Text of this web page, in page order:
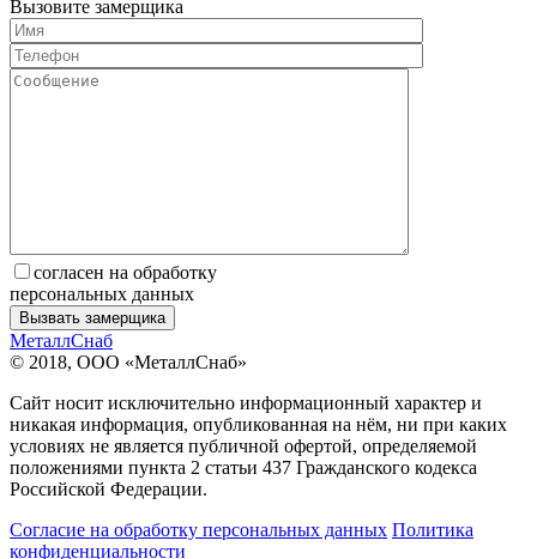
Вызовите замерщика
согласен на обработку
персональных данных
МеталлСнаб
© 2018, ООО «МеталлСнаб»
Сайт носит исключительно информационный характер и
никакая информация, опубликованная на нём, ни при каких
условиях не является публичной офертой, определяемой
положениями пункта 2 статьи 437 Гражданского кодекса
Российской Федерации.
Согласие на обработку персональных данных Политика
конфиденциальности